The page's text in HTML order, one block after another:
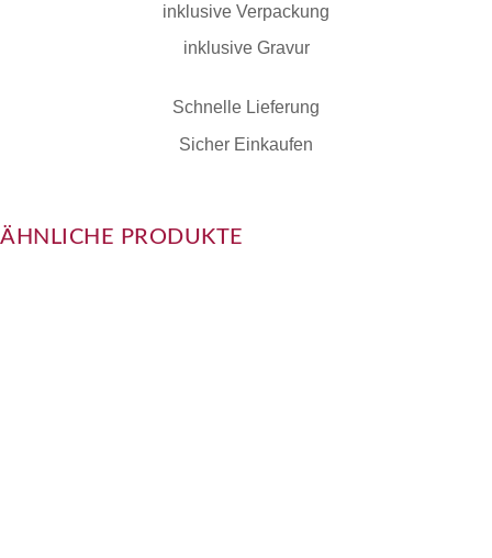
inklusive Verpackung
inklusive Gravur
Schnelle Lieferung
Sicher Einkaufen
ÄHNLICHE PRODUKTE